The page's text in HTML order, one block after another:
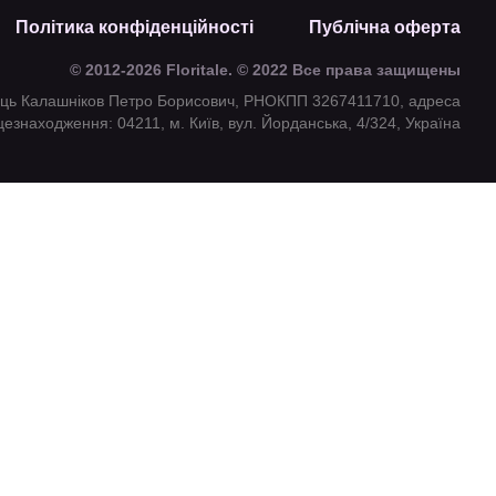
Політика конфіденційності Публічна оферта
© 2012-2026 Floritale. © 2022 Все права защищены
Калашніков Петро Борисович, РНОКПП 3267411710, адреса
04211, м. Київ, вул. Йорданська, 4/324, Україна